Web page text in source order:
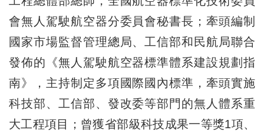
會無人駕駛航空器分委員會秘書長；牽頭編制
國家市場監督管理總局、工信部和民航局聯合
發佈的《無人駕駛航空器標準體系建設規劃指
南》，主持制定多項國際國內標準，牽頭實施
科技部、工信部、發改委等部門的無人體系重
大工程項目；曾獲省部級科技成果一等獎1項、